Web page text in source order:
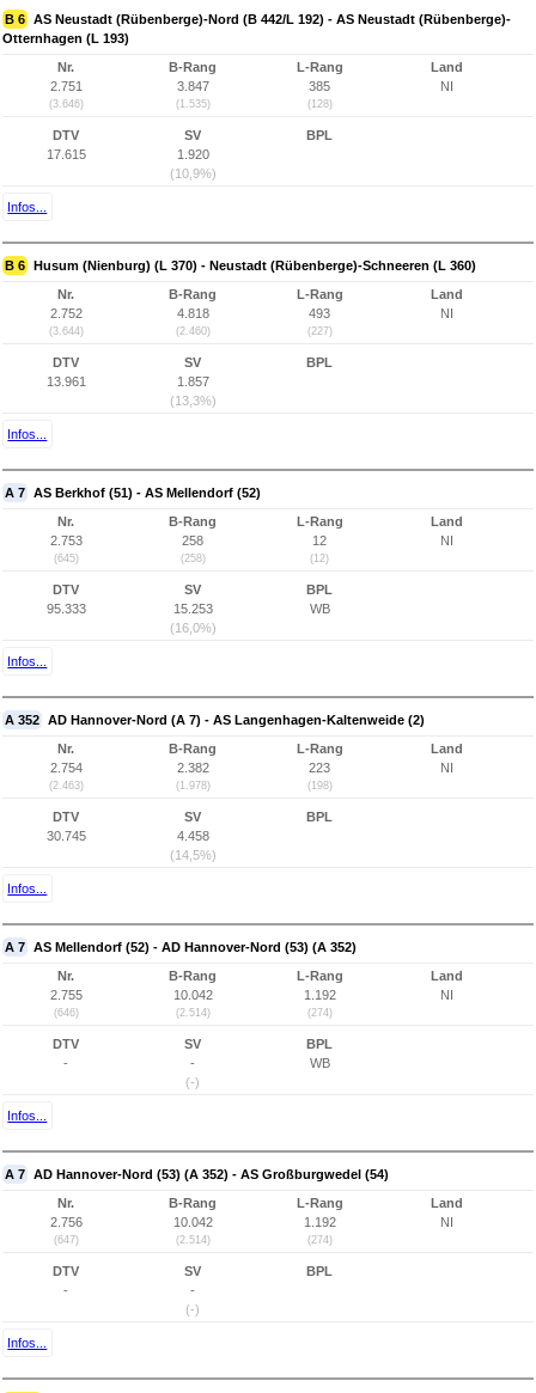
B 6 AS Neustadt (Rübenberge)-Nord (B 442/L 192) - AS Neustadt (Rübenberge)-
Otternhagen (L 193)
Nr.
2.751
(3.646)
B-Rang
3.847
(1.535)
L-Rang
385
(128)
Land
NI
DTV
17.615
SV
1.920
(10,9%)
BPL
Infos...
B 6 Husum (Nienburg) (L 370) - Neustadt (Rübenberge)-Schneeren (L 360)
Nr.
2.752
(3.644)
B-Rang
4.818
(2.460)
L-Rang
493
(227)
Land
NI
DTV
13.961
SV
1.857
(13,3%)
BPL
Infos...
A 7 AS Berkhof (51) - AS Mellendorf (52)
Nr.
2.753
(645)
B-Rang
258
(258)
L-Rang
12
(12)
Land
NI
DTV
95.333
SV
15.253
(16,0%)
BPL
WB
Infos...
A 352 AD Hannover-Nord (A 7) - AS Langenhagen-Kaltenweide (2)
Nr.
2.754
(2.463)
B-Rang
2.382
(1.978)
L-Rang
223
(198)
Land
NI
DTV
30.745
SV
4.458
(14,5%)
BPL
Infos...
A 7 AS Mellendorf (52) - AD Hannover-Nord (53) (A 352)
Nr.
2.755
(646)
B-Rang
10.042
(2.514)
L-Rang
1.192
(274)
Land
NI
DTV
-
SV
-
(-)
BPL
WB
Infos...
A 7 AD Hannover-Nord (53) (A 352) - AS Großburgwedel (54)
Nr.
2.756
(647)
B-Rang
10.042
(2.514)
L-Rang
1.192
(274)
Land
NI
DTV
-
SV
-
(-)
BPL
Infos...